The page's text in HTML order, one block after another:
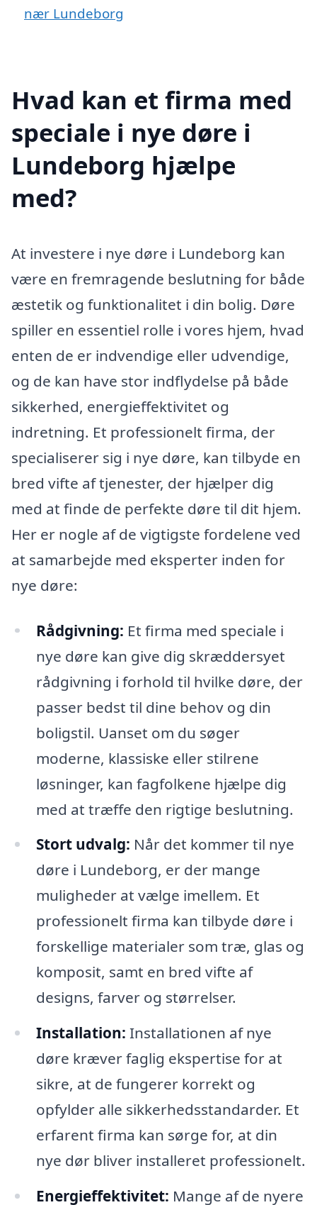
nær Lundeborg
Hvad kan et firma med
speciale i nye døre i
Lundeborg hjælpe
med?
At investere i nye døre i Lundeborg kan
være en fremragende beslutning for både
æstetik og funktionalitet i din bolig. Døre
spiller en essentiel rolle i vores hjem, hvad
enten de er indvendige eller udvendige,
og de kan have stor indflydelse på både
sikkerhed, energieffektivitet og
indretning. Et professionelt firma, der
specialiserer sig i nye døre, kan tilbyde en
bred vifte af tjenester, der hjælper dig
med at finde de perfekte døre til dit hjem.
Her er nogle af de vigtigste fordelene ved
at samarbejde med eksperter inden for
nye døre:
Rådgivning: Et firma med speciale i
nye døre kan give dig skræddersyet
rådgivning i forhold til hvilke døre, der
passer bedst til dine behov og din
boligstil. Uanset om du søger
moderne, klassiske eller stilrene
løsninger, kan fagfolkene hjælpe dig
med at træffe den rigtige beslutning.
Stort udvalg: Når det kommer til nye
døre i Lundeborg, er der mange
muligheder at vælge imellem. Et
professionelt firma kan tilbyde døre i
forskellige materialer som træ, glas og
komposit, samt en bred vifte af
designs, farver og størrelser.
Installation: Installationen af nye
døre kræver faglig ekspertise for at
sikre, at de fungerer korrekt og
opfylder alle sikkerhedsstandarder. Et
erfarent firma kan sørge for, at din
nye dør bliver installeret professionelt.
Energieffektivitet: Mange af de nyere